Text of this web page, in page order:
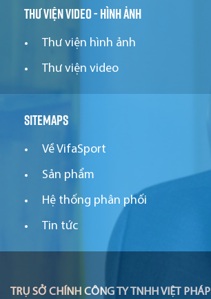
Thư viện video - hình ảnh
Thư viện hình ảnh
Thư viện video
Sitemaps
Về VifaSport
Sản phẩm
Hệ thống phân phối
Tin tức
TRỤ SỞ CHÍNH CÔNG TY TNHH VIỆT PHÁP